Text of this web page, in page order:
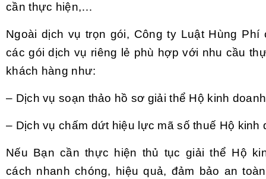
cần thực hiện,…
Ngoài dịch vụ trọn gói, Công ty Luật Hùng Phí
các gói dịch vụ riêng lẻ phù hợp với nhu cầu
khách hàng như:
– Dịch vụ soạn thảo hồ sơ giải thể Hộ kinh
– Dịch vụ chấm dứt hiệu lực mã số thuế Hộ kinh
Nếu Bạn cần thực hiện thủ tục giải thể Hộ
cách nhanh chóng, hiệu quả, đảm bảo an